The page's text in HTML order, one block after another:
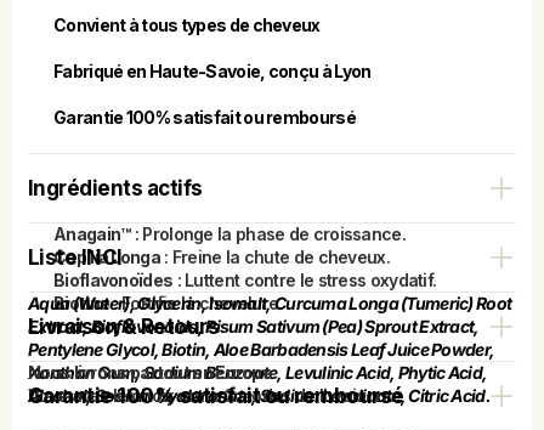
Convient à tous types de cheveux
Fabriqué en Haute-Savoie, conçu à Lyon
Garantie 100% satisfait ou remboursé
Ingrédients actifs
Anagain™: Prolonge la phase de croissance.
Capilia Longa: Freine la chute de cheveux.
Bioflavonoïdes : Luttent contre le stress oxydatif.
Biotine: Fortifie la chevelure.
Liste INCI
Aqua (Water), Glycerin, Isomalt, Curcuma Longa (Tumeric) Root
Extract, Bioflavonoids, Pisum Sativum (Pea) Sprout Extract,
Pentylene Glycol, Biotin, Aloe Barbadensis Leaf Juice Powder,
Xanthan Gum, Sodium Benzoate, Levulinic Acid, Phytic Acid,
Alcohol, Sodium Hyaluronate, Sodium Levulinate, Citric Acid.
Livraison & Retours
Nous livrons partout en Europe.
Vous avez le choix entre 3 modes de livraison :
Garantie 100% satisfait ou remboursé